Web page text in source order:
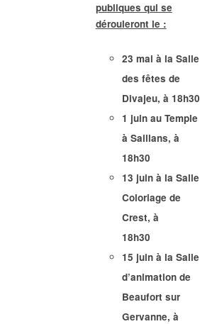
publiques qui se
dérouleront le :
23 mai à la Salle
des fêtes de
Divajeu, à 18h30
1 juin au Temple
à Saillans, à
18h30
13 juin à la Salle
Coloriage de
Crest, à
18h30
15 juin à la Salle
d’animation de
Beaufort sur
Gervanne, à